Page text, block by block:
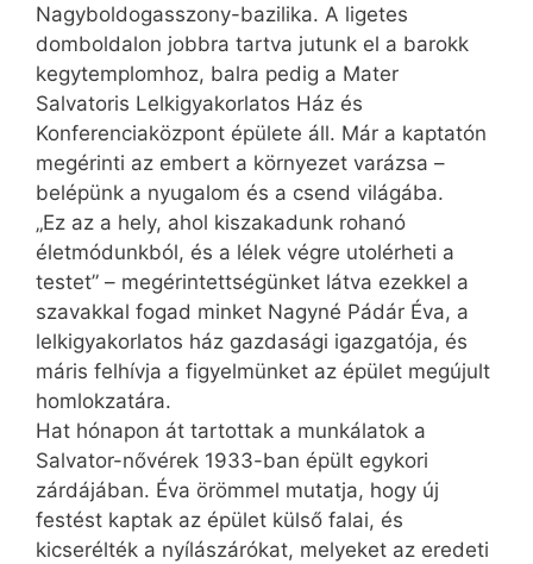
Nagyboldogasszony-bazilika. A ligetes
domboldalon jobbra tartva jutunk el a barokk
kegytemplomhoz, balra pedig a Mater
Salvatoris Lelkigyakorlatos Ház és
Konferenciaközpont épülete áll. Már a kaptatón
megérinti az embert a környezet varázsa –
belépünk a nyugalom és a csend világába.
„Ez az a hely, ahol kiszakadunk rohanó
életmódunkból, és a lélek végre utolérheti a
testet” – megérintettségünket látva ezekkel a
szavakkal fogad minket Nagyné Pádár Éva, a
lelkigyakorlatos ház gazdasági igazgatója, és
máris felhívja a figyelmünket az épület megújult
homlokzatára.
Hat hónapon át tartottak a munkálatok a
Salvator-nővérek 1933-ban épült egykori
zárdájában. Éva örömmel mutatja, hogy új
festést kaptak az épület külső falai, és
kicserélték a nyílászárókat, melyeket az eredeti